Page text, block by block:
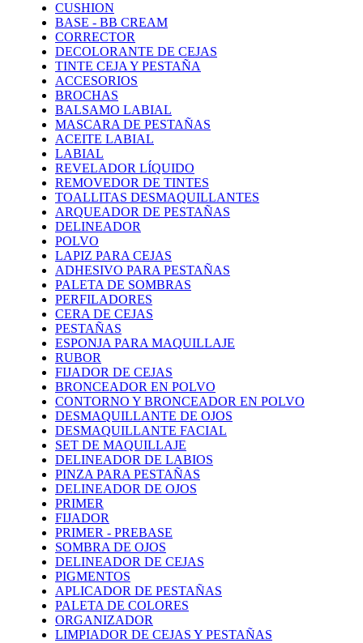
CUSHION
BASE - BB CREAM
CORRECTOR
DECOLORANTE DE CEJAS
TINTE CEJA Y PESTAÑA
ACCESORIOS
BROCHAS
BALSAMO LABIAL
MASCARA DE PESTAÑAS
ACEITE LABIAL
LABIAL
REVELADOR LÍQUIDO
REMOVEDOR DE TINTES
TOALLITAS DESMAQUILLANTES
ARQUEADOR DE PESTAÑAS
DELINEADOR
POLVO
LAPIZ PARA CEJAS
ADHESIVO PARA PESTAÑAS
PALETA DE SOMBRAS
PERFILADORES
CERA DE CEJAS
PESTAÑAS
ESPONJA PARA MAQUILLAJE
RUBOR
FIJADOR DE CEJAS
BRONCEADOR EN POLVO
CONTORNO Y BRONCEADOR EN POLVO
DESMAQUILLANTE DE OJOS
DESMAQUILLANTE FACIAL
SET DE MAQUILLAJE
DELINEADOR DE LABIOS
PINZA PARA PESTAÑAS
DELINEADOR DE OJOS
PRIMER
FIJADOR
PRIMER - PREBASE
SOMBRA DE OJOS
DELINEADOR DE CEJAS
PIGMENTOS
APLICADOR DE PESTAÑAS
PALETA DE COLORES
ORGANIZADOR
LIMPIADOR DE CEJAS Y PESTAÑAS